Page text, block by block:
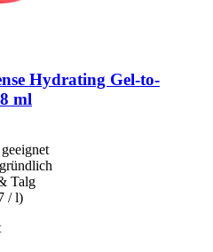
Hydrating Gel-​to-​
ml
Talg
/ l)